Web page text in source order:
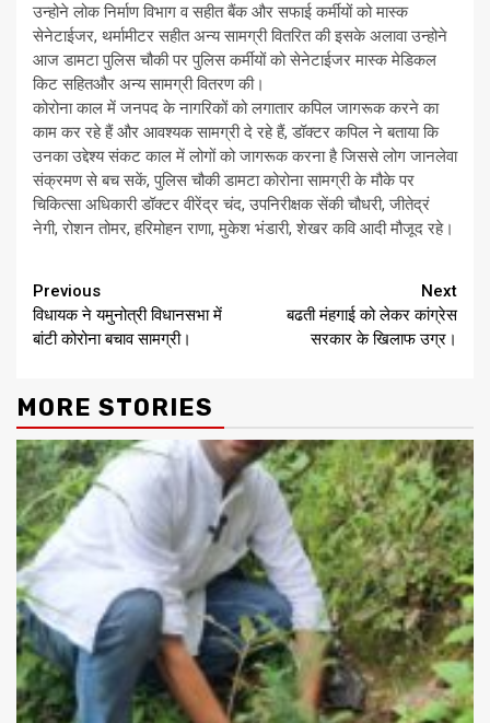
उन्होने लोक निर्माण विभाग व सहीत बैंक और सफाई कर्मीयों को मास्क
सेनेटाईजर, थर्मामीटर सहीत अन्य सामग्री वितरित की इसके अलावा उन्होने
आज डामटा पुलिस चौकी पर पुलिस कर्मीयों को सेनेटाईजर मास्क मेडिकल
किट सहितऔर अन्य सामग्री वितरण की।
कोरोना काल में जनपद के नागरिकों को लगातार कपिल जागरूक करने का
काम कर रहे हैं और आवश्यक सामग्री दे रहे हैं, डॉक्टर कपिल ने बताया कि
उनका उद्देश्य संकट काल में लोगों को जागरूक करना है जिससे लोग जानलेवा
संक्रमण से बच सकें, पुलिस चौकी डामटा कोरोना सामग्री के मौके पर
चिकित्सा अधिकारी डॉक्टर वीरेंद्र चंद, उपनिरीक्षक सेंकी चौधरी, जीतेद्रं
नेगी, रोशन तोमर, हरिमोहन राणा, मुकेश भंडारी, शेखर कवि आदी मौजूद रहे।
Continue
Reading
Previous
विधायक ने यमुनोत्री विधानसभा में
बांटी कोरोना बचाव सामग्री।
Next
बढती मंहगाई को लेकर कांग्रेस
सरकार के खिलाफ उग्र।
MORE STORIES